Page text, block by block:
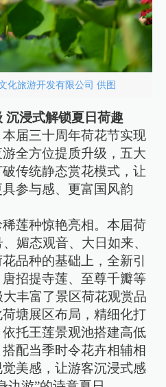
化旅游开发有限公司 供图
沉浸式解锁夏日荷趣
届三十周年荷花节实现
全方位提质升级，五大
传统静态赏花模式，让
参与感、更富国风韵
莲种惊艳亮相。本届荷
媚态观音、大日如来、
品种的基础上，全新引
招提寺莲、至尊千瓣等
丰富了景区荷花观赏品
塘展区布局，精细化打
托王莲景观池搭建高低
配当季时令花卉相辅相
美感，让游客沉浸式感